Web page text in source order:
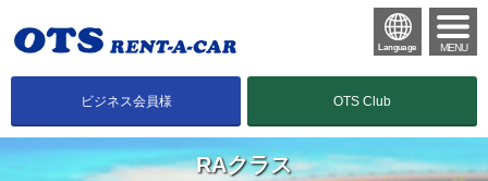
OTS Club
ビジネス会員様
Language MENU
RAクラス